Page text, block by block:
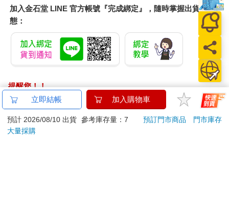
加入金石堂 LINE 官方帳號『完成綁定』，隨時掌握出貨動
態：
提醒您！！
金石堂及銀行均不會請您操作ATM! 如接獲電話要求您前往
ATM提款機，請不要聽從指示，以免受騙上當！
退換貨須知：
立即結帳 加入購物車
預計 2026/08/10 出貨 參考庫存量：7 預訂門市商品
門市庫存
大量採購